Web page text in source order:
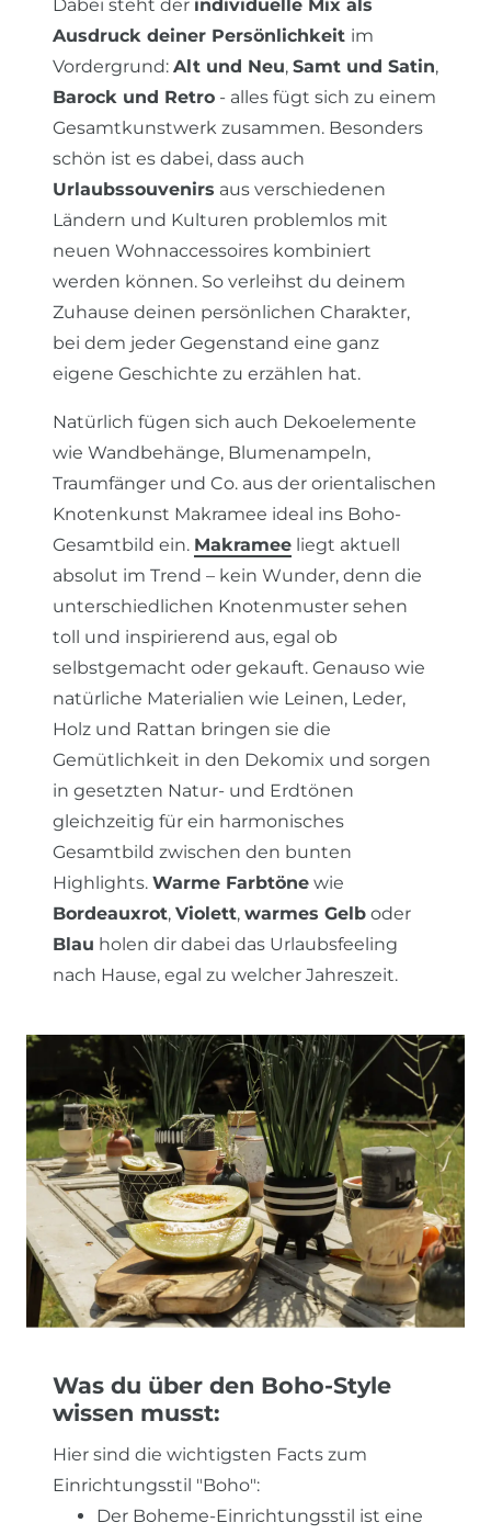
Dabei steht der individuelle Mix als
Ausdruck deiner Persönlichkeit im
Vordergrund: Alt und Neu, Samt und Satin,
Barock und Retro - alles fügt sich zu einem
Gesamtkunstwerk zusammen. Besonders
schön ist es dabei, dass auch
Urlaubssouvenirs aus verschiedenen
Ländern und Kulturen problemlos mit
neuen Wohnaccessoires kombiniert
werden können. So verleihst du deinem
Zuhause deinen persönlichen Charakter,
bei dem jeder Gegenstand eine ganz
eigene Geschichte zu erzählen hat.
Natürlich fügen sich auch Dekoelemente
wie Wandbehänge, Blumenampeln,
Traumfänger und Co. aus der orientalischen
Knotenkunst Makramee ideal ins Boho-
Gesamtbild ein. Makramee liegt aktuell
absolut im Trend – kein Wunder, denn die
unterschiedlichen Knotenmuster sehen
toll und inspirierend aus, egal ob
selbstgemacht oder gekauft. Genauso wie
natürliche Materialien wie Leinen, Leder,
Holz und Rattan bringen sie die
Gemütlichkeit in den Dekomix und sorgen
in gesetzten Natur- und Erdtönen
gleichzeitig für ein harmonisches
Gesamtbild zwischen den bunten
Highlights. Warme Farbtöne wie
Bordeauxrot, Violett, warmes Gelb oder
Blau holen dir dabei das Urlaubsfeeling
nach Hause, egal zu welcher Jahreszeit.
Was du über den Boho-Style
wissen musst:
Hier sind die wichtigsten Facts zum
Einrichtungsstil "Boho":
Der Boheme-Einrichtungsstil ist eine